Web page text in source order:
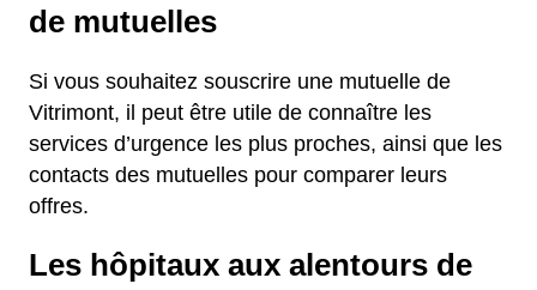
de mutuelles
Si vous souhaitez souscrire une mutuelle de
Vitrimont, il peut être utile de connaître les
services d’urgence les plus proches, ainsi que les
contacts des mutuelles pour comparer leurs
offres.
Les hôpitaux aux alentours de